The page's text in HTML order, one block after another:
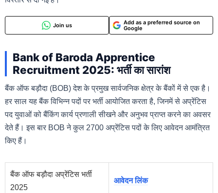
Join us
Add as a preferred source on
Google
Bank of Baroda Apprentice
Recruitment 2025: भर्ती का सारांश
बैंक ऑफ बड़ौदा (BOB) देश के प्रमुख सार्वजनिक क्षेत्र के बैंकों में से एक है।
हर साल यह बैंक विभिन्न पदों पर भर्ती आयोजित करता है, जिनमें से अप्रेंटिस
पद युवाओं को बैंकिंग कार्य प्रणाली सीखने और अनुभव प्राप्त करने का अवसर
देते हैं। इस बार BOB ने कुल 2700 अप्रेंटिस पदों के लिए आवेदन आमंत्रित
किए हैं।
बैंक ऑफ बड़ौदा अप्रेंटिस भर्ती
2025
आवेदन लिंक